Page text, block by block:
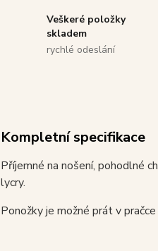
Veškeré položky
skladem
rychlé odeslání
Kompletní specifikace
Příjemné na nošení, pohodlné
lycry.
Ponožky je možné prát v pračce